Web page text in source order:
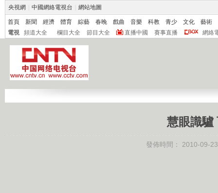
央視網 中國網絡電視台 網站地圖
首頁 新聞 經濟 體育 綜藝 春晚 戲曲 音樂 科教 青少 文化
藝術
電視
頻道大全 欄目大全 節目大全 直播中國 賽事直播 網絡
慧眼識驢
發佈時間： 2010-09-